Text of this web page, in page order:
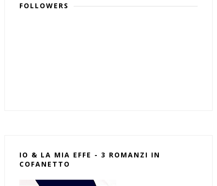
FOLLOWERS
IO & LA MIA EFFE - 3 ROMANZI IN
COFANETTO